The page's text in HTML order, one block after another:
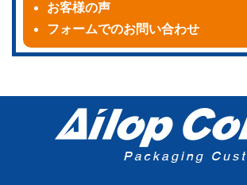
お客様の声
フォームでのお問い合わせ